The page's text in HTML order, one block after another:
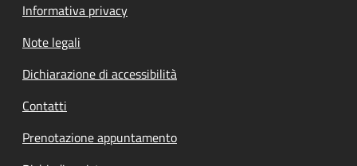
Informativa privacy
Note legali
Dichiarazione di accessibilità
Contatti
Prenotazione appuntamento